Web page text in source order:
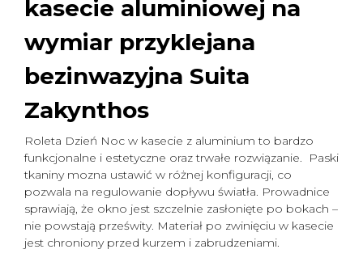
kasecie aluminiowej na
wymiar przyklejana
bezinwazyjna Suita
Zakynthos
Roleta Dzień Noc w kasecie z aluminium to bardzo
funkcjonalne i estetyczne oraz trwałe rozwiązanie. Paski
tkaniny mozna ustawić w różnej konfiguracji, co
pozwala na regulowanie dopływu światła. Prowadnice
sprawiają, że okno jest szczelnie zasłonięte po bokach –
nie powstają prześwity. Materiał po zwinięciu w kasecie
jest chroniony przed kurzem i zabrudzeniami.